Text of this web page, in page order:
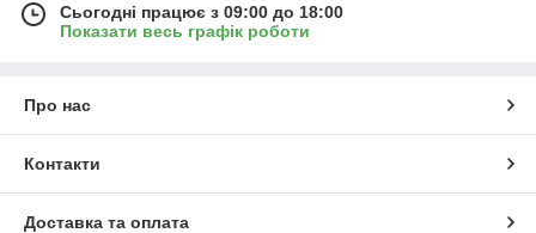
Сьогодні працює з 09:00 до 18:00
Показати весь графік роботи
Про нас
Контакти
Доставка та оплата